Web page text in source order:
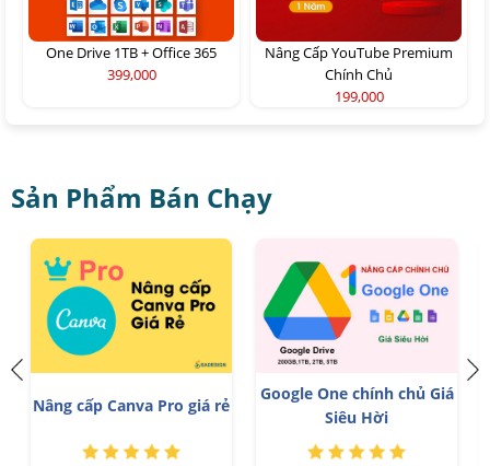
One Drive 1TB + Office 365
399,000
Nâng Cấp YouTube Premium
Chính Chủ
199,000
Sản Phẩm Bán Chạy
Nâng cấp Canva Pro giá rẻ
Google One chính chủ Giá
Siêu Hời